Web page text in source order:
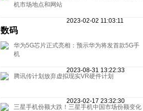
机市场地点和网站
2023-02-02 11:03:11
数码
华为5G芯片正式亮相：预示华为将发首款5G手
机
2023-08-31 13:22:33
腾讯传计划放弃虚拟现实VR硬件计划
2023-02-17 23:32:30
三星手机份额大跌！三星手机中国市场份额变化